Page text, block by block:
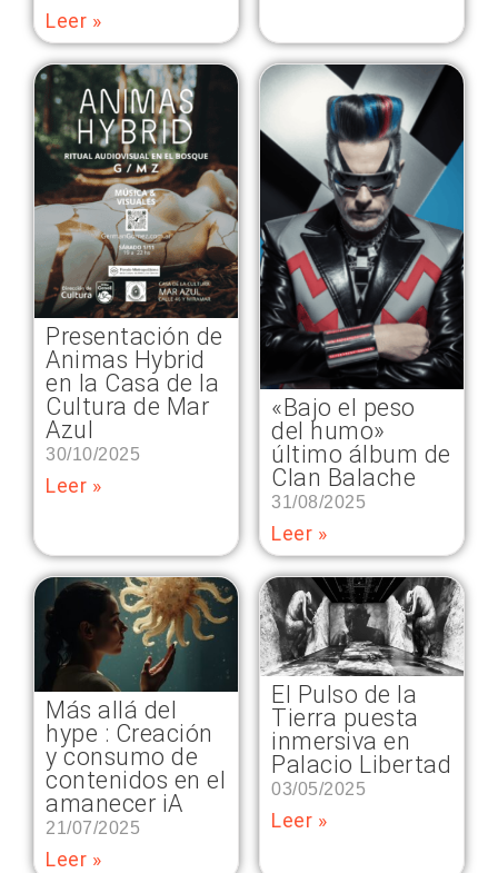
Leer »
Presentación de
Animas Hybrid
en la Casa de la
Cultura de Mar
Azul
30/10/2025
Leer »
«Bajo el peso
del humo»
último álbum de
Clan Balache
31/08/2025
Leer »
Más allá del
hype : Creación
y consumo de
contenidos en el
amanecer iA
21/07/2025
Leer »
El Pulso de la
Tierra puesta
inmersiva en
Palacio Libertad
03/05/2025
Leer »